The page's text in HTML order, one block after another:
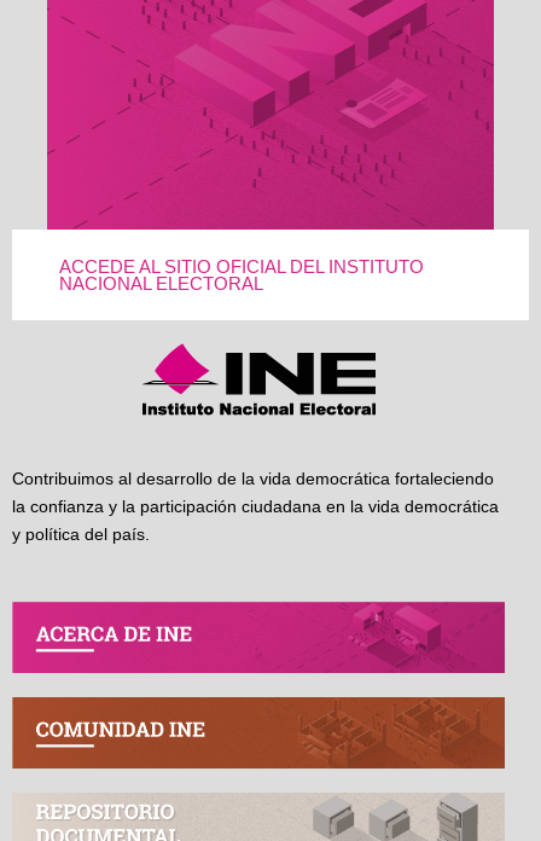
ACCEDE AL SITIO OFICIAL DEL INSTITUTO
NACIONAL ELECTORAL
Contribuimos al desarrollo de la vida democrática fortaleciendo
la confianza y la participación ciudadana en la vida democrática
y política del país.